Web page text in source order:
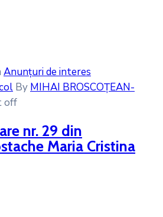
Anunțuri de interes
By MIHAI BROSCOȚEAN-
off
nr. 29 din
Maria Cristina